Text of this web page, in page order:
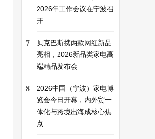
2026年工作会议在宁波召
开
7
贝克巴斯携两款网红新品
亮相，2026新品类家电高
端精品发布会
8
2026中国（宁波）家电博
览会今日开幕，内外贸一
体化与跨境出海成核心焦
点